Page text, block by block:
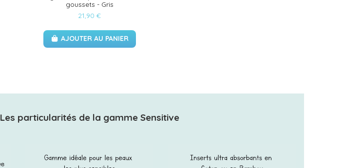
goussets - Gris
21,90 €
AJOUTER AU PANIER
Les particularités de la gamme Sensitive